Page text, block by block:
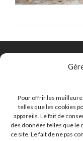
Pour offrir les
telles que les cookies
appareils. Le fait de
des données telles que le
ce site. Le fait de ne pas
153 rue